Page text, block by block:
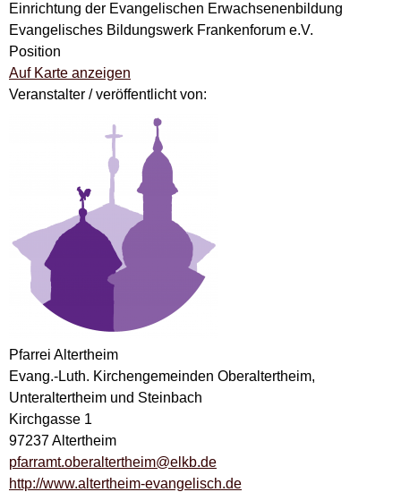
Einrichtung der Evangelischen Erwachsenenbildung
Evangelisches Bildungswerk Frankenforum e.V.
Position
Auf Karte anzeigen
Veranstalter / veröffentlicht von:
Pfarrei Altertheim
Evang.-Luth. Kirchengemeinden Oberaltertheim,
Unteraltertheim und Steinbach
Kirchgasse 1
97237 Altertheim
pfarramt.oberaltertheim@elkb.de
http://www.altertheim-evangelisch.de